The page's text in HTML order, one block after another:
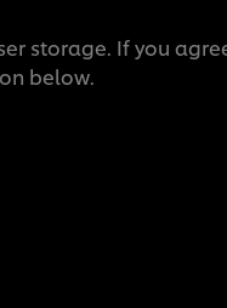
storage. If you
below.